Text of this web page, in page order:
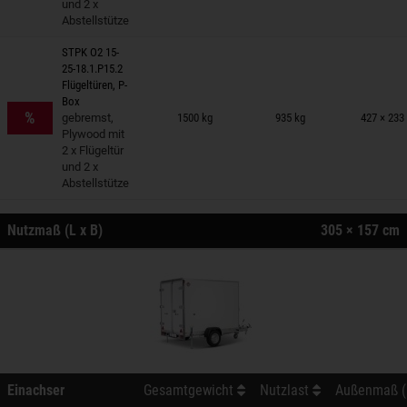
und 2 x
Abstellstütze
%
STPK O2 15-
25-18.1.P15.2
Flügeltüren, P-
Box
gebremst,
Plywood mit
2 x Flügeltür
und 2 x
Abstellstütze
1500 kg 935 kg 427 ×
auf Merkzettel
Nutzmaß (L x B) 305 × 157 cm
Einachser Gesamtgewicht Nutzlast Außenmaß